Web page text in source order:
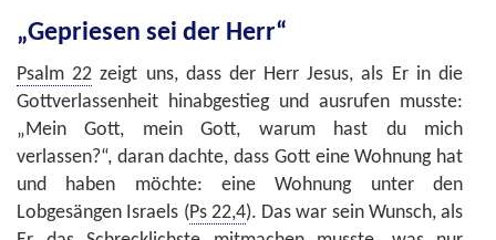
„Gepriesen sei der Herr“
Psalm 22 zeigt uns, dass der Herr Jesus, als Er in die
Gottverlassenheit hinabgestieg und ausrufen musste:
„Mein Gott, mein Gott, warum hast du mich
verlassen?“, daran dachte, dass Gott eine Wohnung hat
und haben möchte: eine Wohnung unter den
Lobgesängen Israels (Ps 22,4). Das war sein Wunsch, als